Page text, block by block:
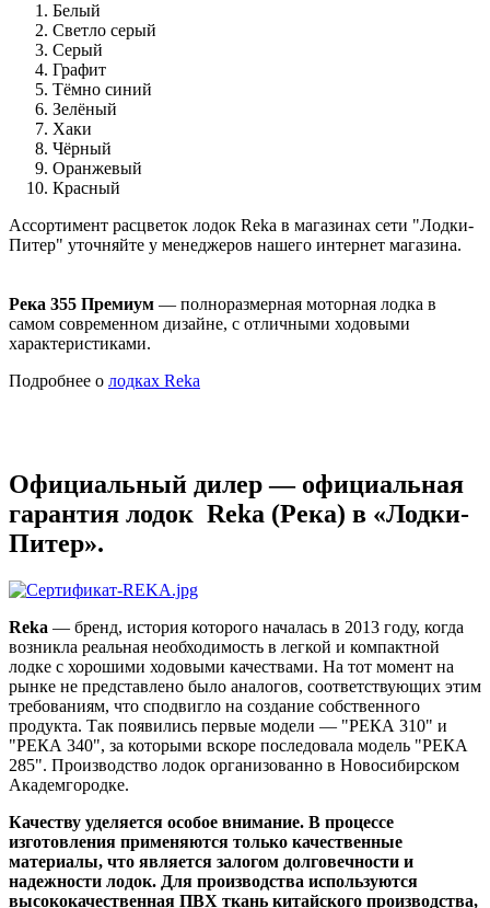
Белый
Светло серый
Серый
Графит
Тёмно синий
Зелёный
Хаки
Чёрный
Оранжевый
Красный
Ассортимент расцветок лодок Reka в магазинах сети "Лодки-
Питер" уточняйте у менеджеров нашего интернет магазина.
Река 355 Премиум — полноразмерная моторная лодка в
самом современном дизайне, с отличными ходовыми
характеристиками.
Подробнее о лодках Reka
Официальный дилер — официальная
гарантия лодок Reka (Река) в «Лодки-
Питер».
Reka — бренд, история которого началась в 2013 году, когда
возникла реальная необходимость в легкой и компактной
лодке с хорошими ходовыми качествами. На тот момент на
рынке не представлено было аналогов, соответствующих этим
требованиям, что сподвигло на создание собственного
продукта. Так появились первые модели — "РЕКА 310" и
"РЕКА 340", за которыми вскоре последовала модель "РЕКА
285". Производство лодок организованно в Новосибирском
Академгородке.
Качеству уделяется особое внимание. В процессе
изготовления применяются только качественные
материалы, что является залогом долговечности и
надежности лодок. Для производства используются
высококачественная ПВХ ткань китайского производства,